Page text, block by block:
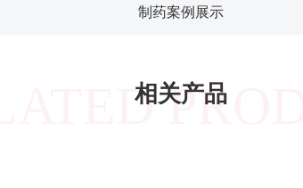
制药案例展示
相关产品